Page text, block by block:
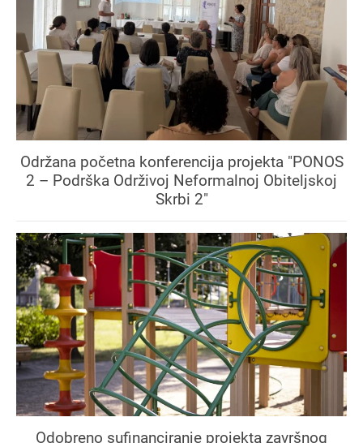
Održana početna konferencija projekta "PONOS
2 – Podrška Održivoj Neformalnoj Obiteljskoj
Skrbi 2"
Odobreno sufinanciranje projekta završnog